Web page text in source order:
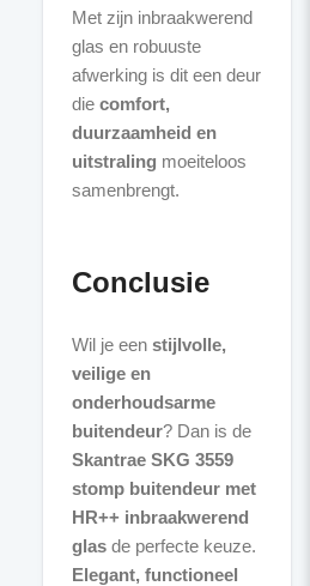
Met zijn inbraakwerend
glas en robuuste
afwerking is dit een deur
die comfort,
duurzaamheid en
uitstraling moeiteloos
samenbrengt.
Conclusie
Wil je een stijlvolle,
veilige en
onderhoudsarme
buitendeur? Dan is de
Skantrae SKG 3559
stomp buitendeur met
HR++ inbraakwerend
glasde perfecte keuze.
Elegant, functioneel